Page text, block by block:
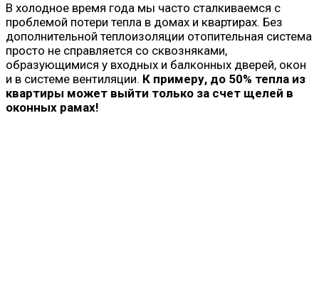
В холодное время года мы часто сталкиваемся с
проблемой потери тепла в домах и квартирах. Без
дополнительной теплоизоляции отопительная система
просто не справляется со сквозняками,
образующимися у входных и балконных дверей, окон
и в системе вентиляции. К примеру, до 50% тепла из
квартиры может выйти только за счет щелей в
оконных рамах!